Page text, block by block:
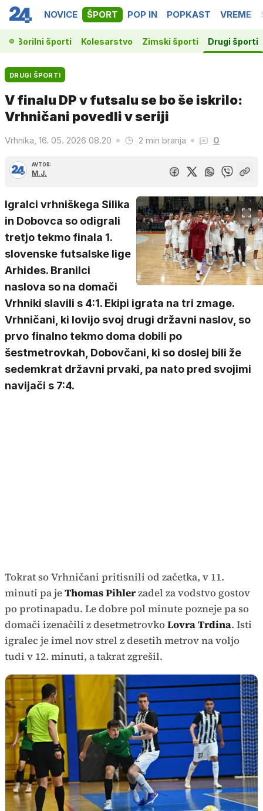
NOVICE ŠPORT POP IN POPKAST VREME
Borilni športi Kolesarstvo Zimski športi Drugi športi
DRUGI ŠPORTI
V finalu DP v futsalu se bo še iskrilo:
Vrhničani povedli v seriji
Vrhnika, 16. 05. 2026 08.20 2 min branja 0
AVTOR:
M.J.
Igralci vrhniškega Silika
in Dobovca so odigrali
tretjo tekmo finala 1.
slovenske futsalske lige
Arhides. Branilci
naslova so na domači
Vrhniki slavili s 4:1. Ekipi igrata na tri zmage.
Vrhničani, ki lovijo svoj drugi državni naslov, so
prvo finalno tekmo doma dobili po
šestmetrovkah, Dobovčani, ki so doslej bili že
sedemkrat državni prvaki, pa nato pred svojimi
navijači s 7:4.
Tokrat so Vrhničani pritisnili od začetka, v 11.
minuti pa jeThomas Pihlerzadel za vodstvo gostov
po protinapadu. Le dobre pol minute pozneje pa so
domači izenačili z desetmetrovkoLovra Trdina. Isti
igralec je imel nov strel z desetih metrov na voljo
tudi v 12. minuti, a takrat zgrešil.